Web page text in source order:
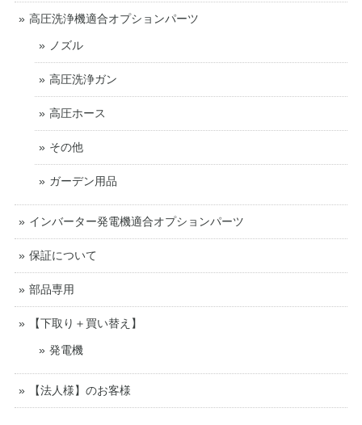
高圧洗浄機適合オプションパーツ
ノズル
高圧洗浄ガン
高圧ホース
その他
ガーデン用品
インバーター発電機適合オプションパーツ
保証について
部品専用
【下取り＋買い替え】
発電機
【法人様】のお客様